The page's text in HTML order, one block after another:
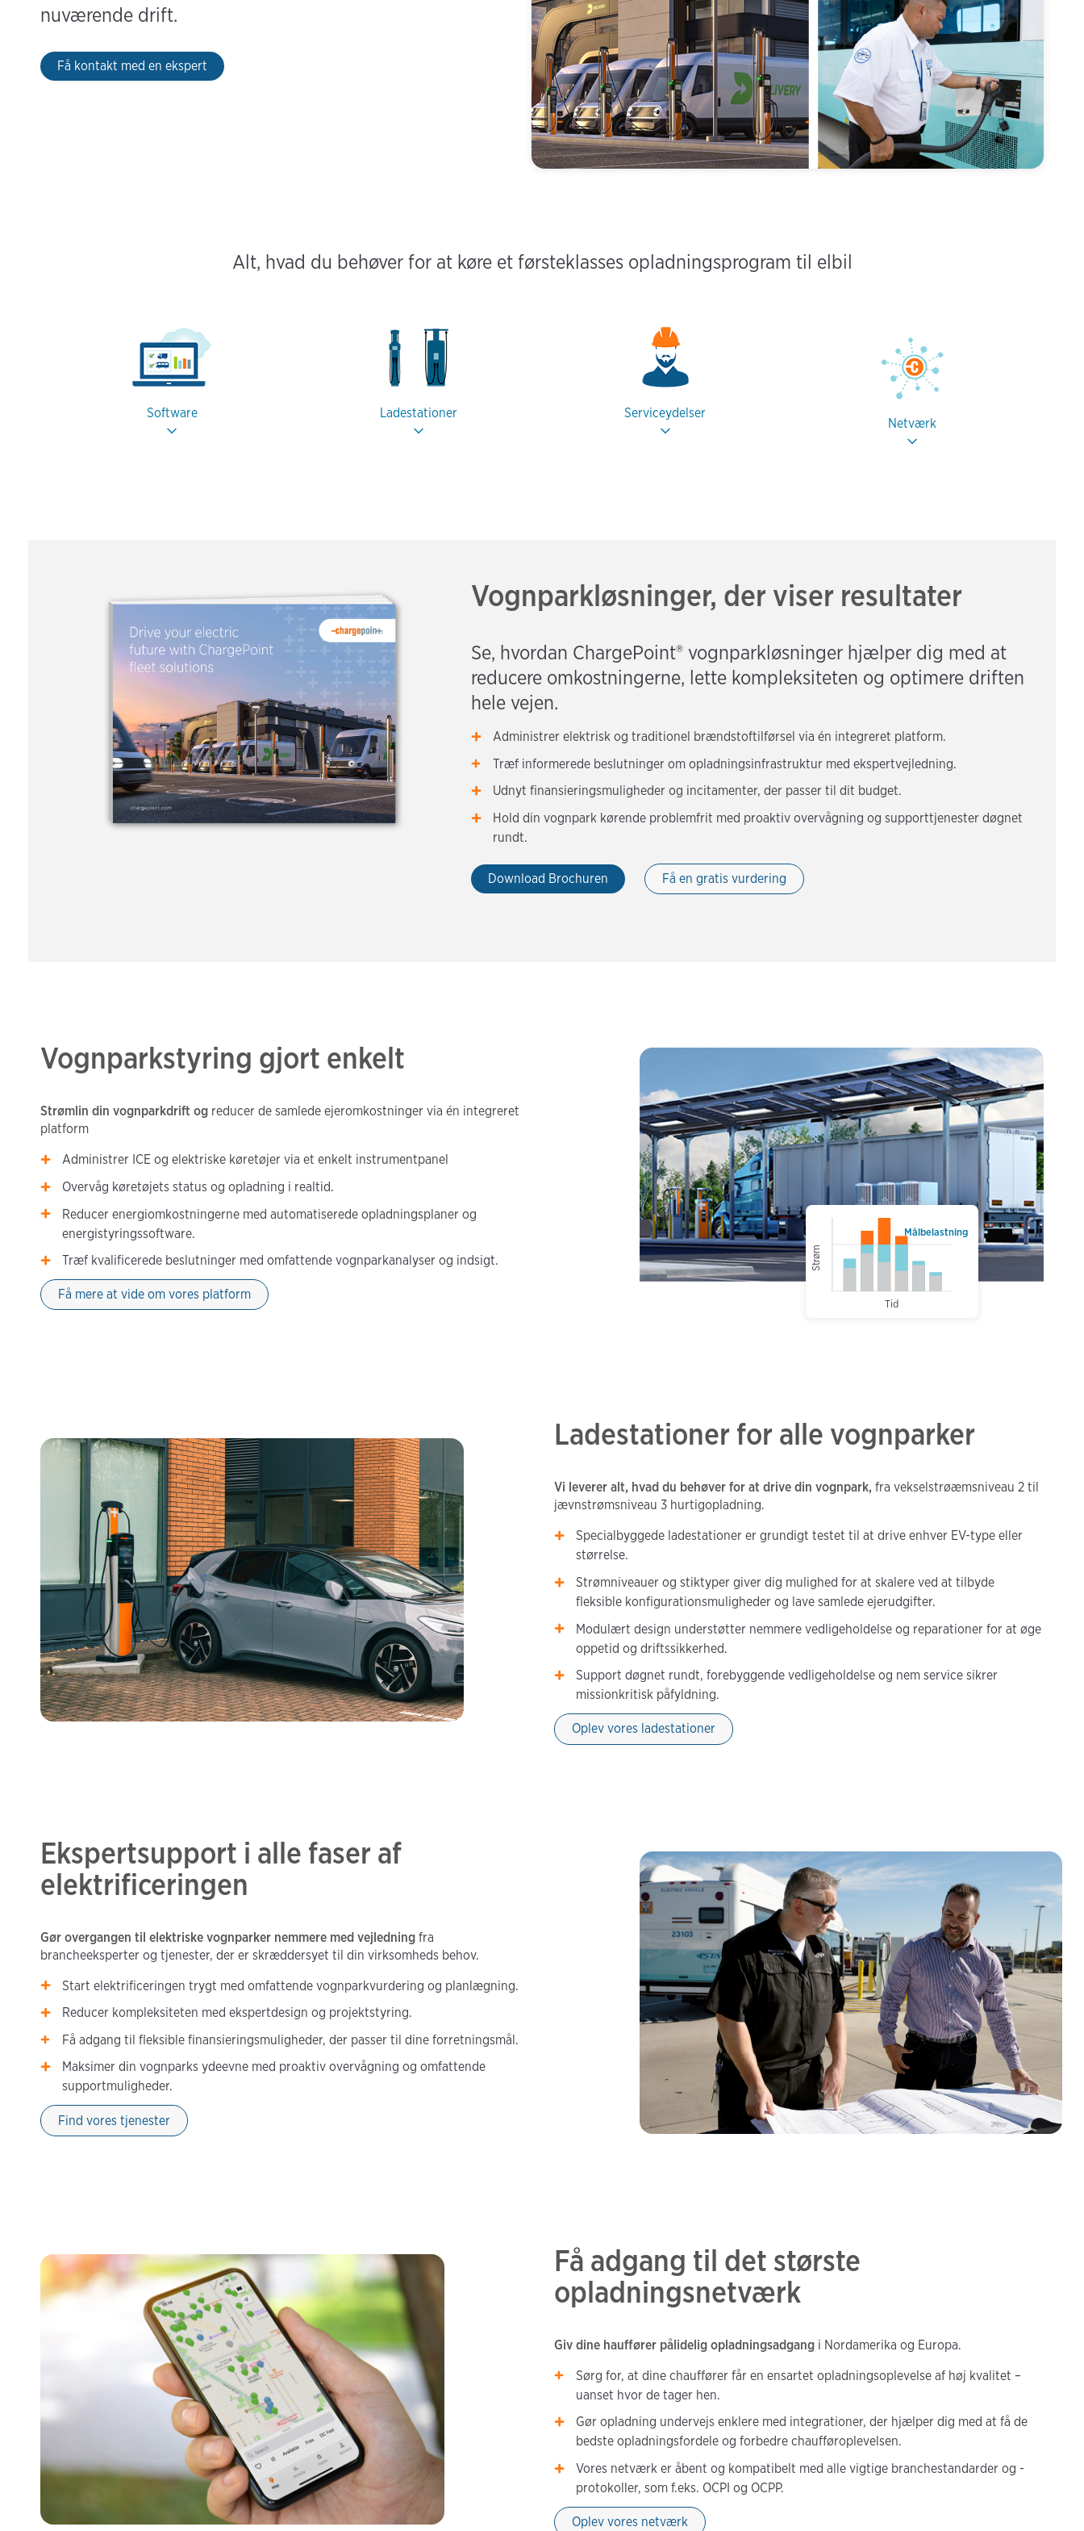
nuværende drift.
Få kontakt med en ekspert
Alt, hvad du behøver for at køre et førsteklasses opladningsprogram til elbil
Software Ladestationer Serviceydelser
Netværk
Vognparkløsninger, der viser resultater
Se, hvordan ChargePoint® vognparkløsninger hjælper dig med at
reducere omkostningerne, lette kompleksiteten og optimere driften
hele vejen.
Administrer elektrisk og traditionel brændstoftilførsel via én integreret platform.
Træf informerede beslutninger om opladningsinfrastruktur med ekspertvejledning.
Udnyt finansieringsmuligheder og incitamenter, der passer til dit budget.
Hold din vognpark kørende problemfrit med proaktiv overvågning og supporttjenester døgnet
rundt.
Download Brochuren Få en gratis vurdering
Strøm
Målbelastning
Tid
Vognparkstyring gjort enkelt
Strømlin din vognparkdrift og reducer de samlede ejeromkostninger via én integreret
platform
Administrer ICE og elektriske køretøjer via et enkelt instrumentpanel
Overvåg køretøjets status og opladning i realtid.
Reducer energiomkostningerne med automatiserede opladningsplaner og
energistyringssoftware.
Træf kvalificerede beslutninger med omfattende vognparkanalyser og indsigt.
Få mere at vide om vores platform
Ladestationer for alle vognparker
Vi leverer alt, hvad du behøver for at drive din vognpark, fra vekselstrøæmsniveau 2 til
jævnstrømsniveau 3 hurtigopladning.
Specialbyggede ladestationer er grundigt testet til at drive enhver EV-type eller
størrelse.
Strømniveauer og stiktyper giver dig mulighed for at skalere ved at tilbyde
fleksible konfigurationsmuligheder og lave samlede ejerudgifter.
Modulært design understøtter nemmere vedligeholdelse og reparationer for at øge
oppetid og driftssikkerhed.
Support døgnet rundt, forebyggende vedligeholdelse og nem service sikrer
missionkritisk påfyldning.
Oplev vores ladestationer
Ekspertsupport i alle faser af
elektrificeringen
Gør overgangen til elektriske vognparker nemmere med vejledning fra
brancheeksperter og tjenester, der er skræddersyet til din virksomheds behov.
Start elektrificeringen trygt med omfattende vognparkvurdering og planlægning.
Reducer kompleksiteten med ekspertdesign og projektstyring.
Få adgang til fleksible finansieringsmuligheder, der passer til dine forretningsmål.
Maksimer din vognparks ydeevne med proaktiv overvågning og omfattende
supportmuligheder.
Find vores tjenester
Få adgang til det største
opladningsnetværk
Giv dine hauffører pålidelig opladningsadgangi Nordamerika og Europa.
Sørg for, at dine chauffører får en ensartet opladningsoplevelse af høj kvalitet –
uanset hvor de tager hen.
Gør opladning undervejs enklere med integrationer, der hjælper dig med at få de
bedste opladningsfordele og forbedre chaufføroplevelsen.
Vores netværk er åbent og kompatibelt med alle vigtige branchestandarder og -
protokoller, som f.eks. OCPI og OCPP.
Oplev vores netværk